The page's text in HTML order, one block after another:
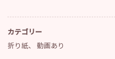
カテゴリー
折り紙、 動画あり